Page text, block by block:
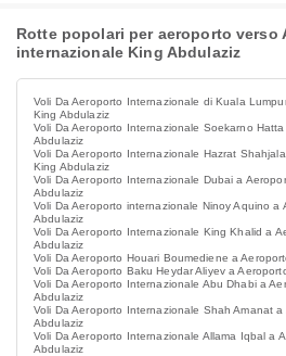
Rotte popolari per aeroporto verso
internazionale King Abdulaziz
Voli Da Aeroporto Internazionale di Kuala
King Abdulaziz
Voli Da Aeroporto Internazionale Soekarno
Abdulaziz
Voli Da Aeroporto Internazionale Hazrat
King Abdulaziz
Voli Da Aeroporto Internazionale Dubai a
Abdulaziz
Voli Da Aeroporto internazionale Ninoy Aquino a
Abdulaziz
Voli Da Aeroporto Internazionale King Khalid a
Abdulaziz
Voli Da Aeroporto Houari Boumediene a
Voli Da Aeroporto Baku Heydar Aliyev a
Voli Da Aeroporto Internazionale Abu Dhabi a
Abdulaziz
Voli Da Aeroporto Internazionale Shah Amanat
Abdulaziz
Voli Da Aeroporto Internazionale Allama Iqbal a
Abdulaziz